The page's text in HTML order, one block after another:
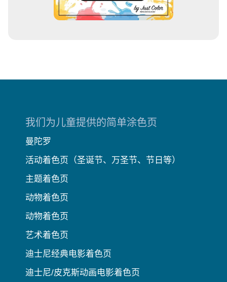
我们为儿童提供的简单涂色页
曼陀罗
活动着色页（圣诞节、万圣节、节日等）
主题着色页
动物着色页
动物着色页
艺术着色页
迪士尼经典电影着色页
迪士尼/皮克斯动画电影着色页